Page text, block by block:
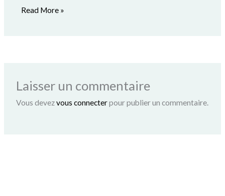
Read More »
Laisser un commentaire
Vous devezvous connecterpour publier un commentaire.